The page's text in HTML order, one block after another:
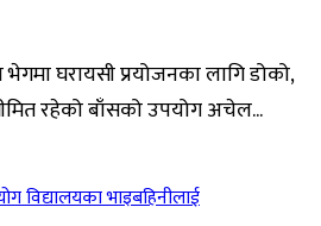
घरायसी प्रयोजनका लागि डोको,
रहेको बाँसको उपयोग अचेल...